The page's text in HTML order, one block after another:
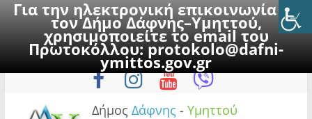
Για την ηλεκτρονική επικοινωνία με
τον Δήμο Δάφνης–Υμηττού,
χρησιμοποιείτε το email του
Πρωτοκόλλου:protokolo@dafni-
ymittos.gov.gr
to
Σάββατο, 8 Αυγούστου 2026
Δήμος Δάφνης - Υμηττού